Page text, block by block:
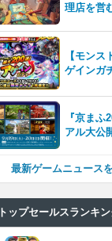
理店を営
日Steam
【モン
ゲインガ
『京まふ
アル大公
最新ゲームニュース
トップセールスランキ